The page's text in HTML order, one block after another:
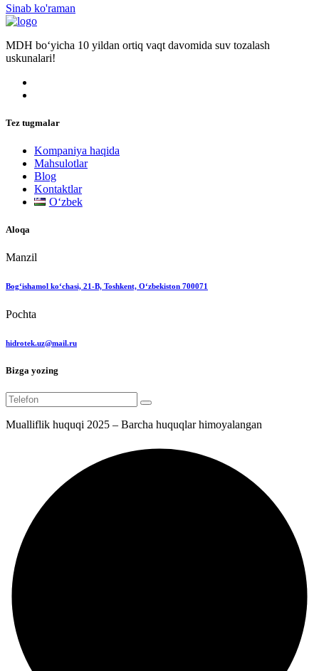
Sinab ko'raman
MDH bo‘yicha 10 yildan ortiq vaqt davomida suv tozalash
uskunalari!
Tez tugmalar
Kompaniya haqida
Mahsulotlar
Blog
Kontaktlar
Oʻzbek
Aloqa
Manzil
Bog‘ishamol ko‘chasi, 21-B, Toshkent, O‘zbekiston 700071
Pochta
hidrotek.uz@mail.ru
Bizga yozing
Mualliflik huquqi 2025 – Barcha huquqlar himoyalangan